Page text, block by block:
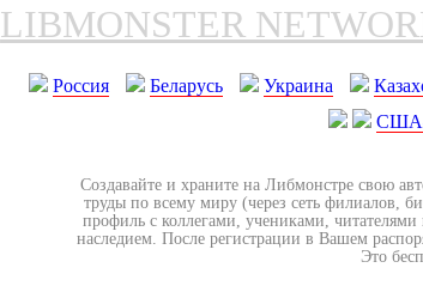
LIBMONSTER
Россия Беларусь Украина
США-
Создавайте и храните на Либмонстре свою
труды по всему миру (через сеть филиалов,
профиль с коллегами, учениками,
наследием. После регистрации в Вашем
Это